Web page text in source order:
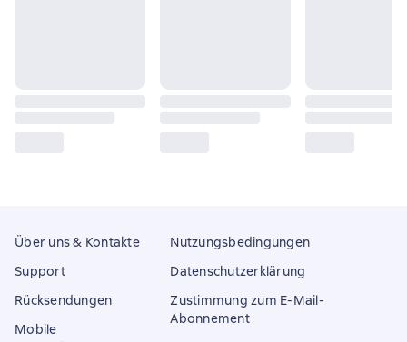
Über uns & Kontakte
Support
Rücksendungen
Mobile
Nutzungsbedingungen
Datenschutzerklärung
Zustimmung zum E-Mail-
Abonnement